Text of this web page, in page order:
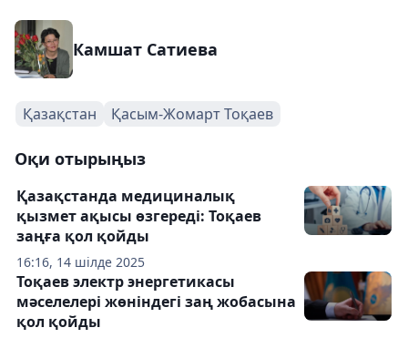
Камшат Сатиева
Қазақстан Қасым-Жомарт Тоқаев
Оқи отырыңыз
16:16, 14 шілде 2025
Қазақстанда медициналық
қызмет ақысы өзгереді: Тоқаев
заңға қол қойды
Тоқаев электр энергетикасы
мәселелері жөніндегі заң жобасына
қол қойды